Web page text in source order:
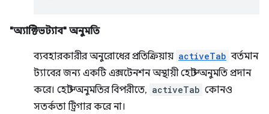
"অ্যাক্টিভট্যাব" অনুমতি
ব্যবহারকারীর অনুরোধের প্রতিক্রিয়ায় activeTab বর্তমান
ট্যাবের জন্য একটি এক্সটেনশন অস্থায়ী হোস্ট অনুমতি প্রদান
করে। হোস্ট অনুমতির বিপরীতে, activeTab কোনও
সতর্কতা ট্রিগার করে না।